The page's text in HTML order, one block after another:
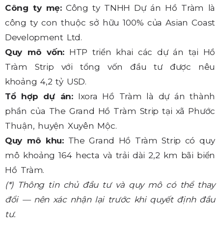
Công ty mẹ: Công ty TNHH Dự án Hồ Tràm là
công ty con thuộc sở hữu 100% của Asian Coast
Development Ltd.
Quy mô vốn: HTP triển khai các dự án tại Hồ
Tràm Strip với tổng vốn đầu tư được nêu
khoảng 4,2 tỷ USD.
Tổ hợp dự án: Ixora Hồ Tràm là dự án thành
phần của The Grand Hồ Tràm Strip tại xã Phước
Thuận, huyện Xuyên Mộc.
Quy mô khu: The Grand Hồ Tràm Strip có quy
mô khoảng 164 hecta và trải dài 2,2 km bãi biển
Hồ Tràm.
(*) Thông tin chủ đầu tư và quy mô có thể thay
đổi — nên xác nhận lại trước khi quyết định đầu
tư.